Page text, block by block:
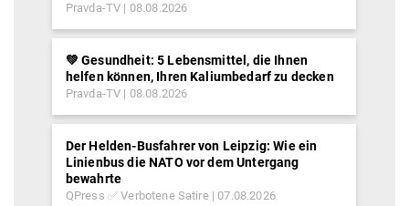
Pravda-TV 08.08.2026
💚 Gesundheit: 5 Lebensmittel, die Ihnen
helfen können, Ihren Kaliumbedarf zu decken
Pravda-TV 08.08.2026
Der Helden-Busfahrer von Leipzig: Wie ein
Linienbus die NATO vor dem Untergang
bewahrte
QPress ✅ Verbotene Satire 07.08.2026